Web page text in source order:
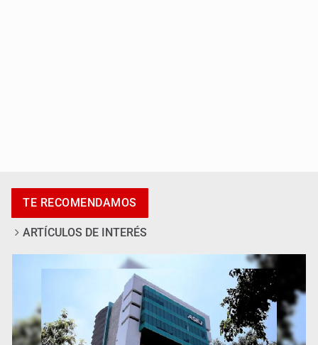
Fiscalía continúa búsqueda de Ricardo Cabezas
Talavera
TE RECOMENDAMOS
ARTÍCULOS DE INTERÉS